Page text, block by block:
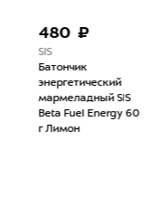
480 ₽
SIS
Батончик
энергетический
мармеладный SIS
Beta Fuel Energy 60
г Лимон